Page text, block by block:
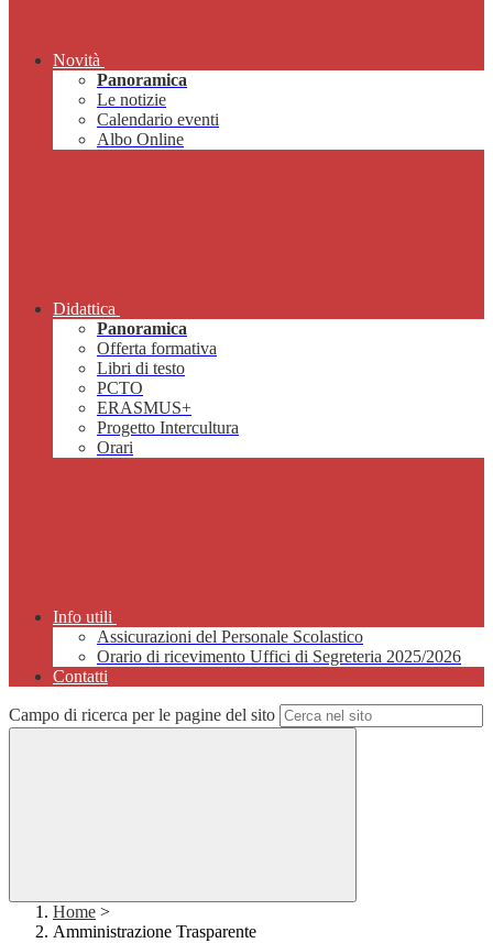
Novità
Panoramica
Le notizie
Calendario eventi
Albo Online
Didattica
Panoramica
Offerta formativa
Libri di testo
PCTO
ERASMUS+
Progetto Intercultura
Orari
Info utili
Assicurazioni del Personale Scolastico
Orario di ricevimento Uffici di Segreteria 2025/2026
Contatti
Campo di ricerca per le pagine del sito
Home >
Amministrazione Trasparente